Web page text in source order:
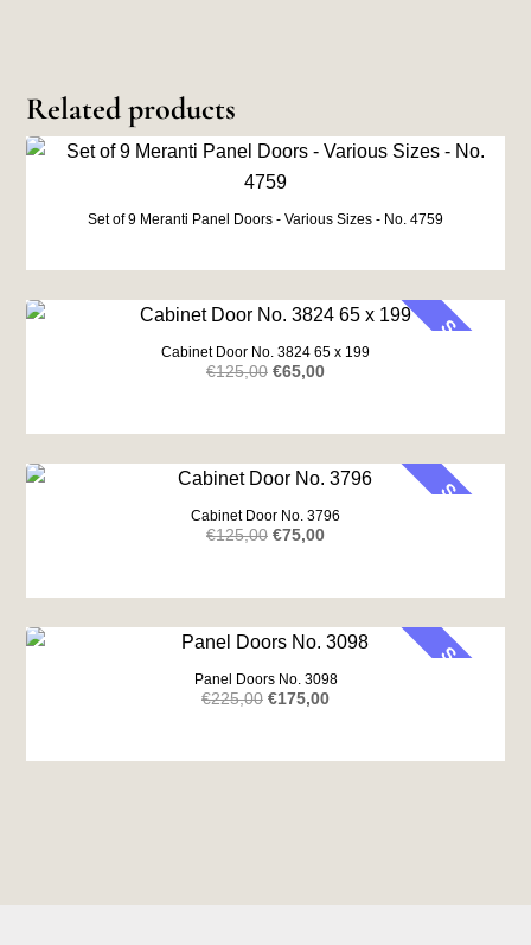
Related products
Set of 9 Meranti Panel Doors - Various Sizes - No. 4759
SALE
Cabinet Door No. 3824 65 x 199
€125,00 Original
was:
€125,00.
€65,00Current
is:
€65,00.
SALE
Cabinet Door No. 3796
€125,00 Original
was:
€125,00.
€75,00Current
is:
€75,00.
SALE
Panel Doors No. 3098
€225,00 Original
was:
€175,00Current
is: